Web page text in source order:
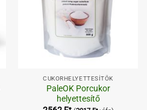
CUKORHELYETTESÍTŐK
PaleOK Porcukor
helyettesítő